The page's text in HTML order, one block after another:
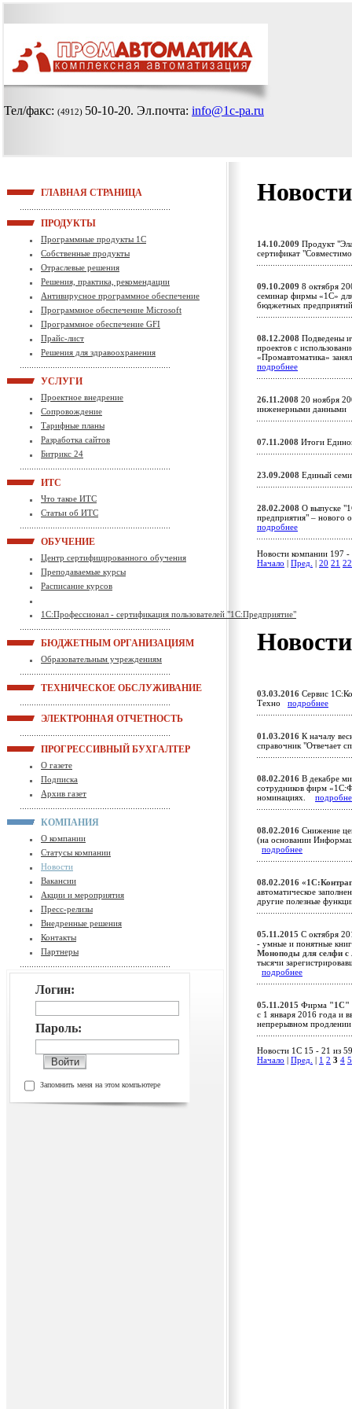
Тел/факс: (4912) 50-10-20. Эл.почта: info@1c-pa.ru
ГЛАВНАЯ СТРАНИЦА
ПРОДУКТЫ
Программные продукты 1С
Собственные продукты
Отраслевые решения
Решения, практика, рекомендации
Антивирусное программное обеспечение
Программное обеспечение Microsoft
Программное обеспечение GFI
Прайс-лист
Решения для здравоохранения
УСЛУГИ
Проектное внедрение
Сопровождение
Тарифные планы
Разработка сайтов
Битрикс 24
ИТС
Что такое ИТС
Статьи об ИТС
ОБУЧЕНИЕ
Центр сертифицированного обучения
Преподаваемые курсы
Расписание курсов
1С:Профессионал - сертификация пользователей "1С:Предприятие"
БЮДЖЕТНЫМ ОРГАНИЗАЦИЯМ
Образовательным учреждениям
ТЕХНИЧЕСКОЕ ОБСЛУЖИВАНИЕ
ЭЛЕКТРОННАЯ ОТЧЕТНОСТЬ
ПРОГРЕССИВНЫЙ БУХГАЛТЕР
О газете
Подписка
Архив газет
КОМПАНИЯ
О компании
Статусы компании
Новости
Вакансии
Акции и мероприятия
Пресс-релизы
Внедренные решения
Контакты
Партнеры
Логин:
Пароль:
Запомнить меня на этом компьютере
14.10.2009 Продукт
сертификат
09.10.2009 8 октября
семинар фирмы «1С» для
бюджетных
08.12.2008 Подведены
проектов с
«Промавтоматика»
подробнее
26.11.2008 20 ноября
инженерными
07.11.2008 Итоги
23.09.2008 Единый
28.02.2008 О выпуске
предприятия" – нового
подробнее
Новости компании 197 -
Начало
Пред. 20 21 22
03.03.2016 Сервис
Техно подробнее
01.03.2016 К началу
справочник "Отвечает
08.02.2016 В декабре
сотрудников фирм
номинациях.
08.02.2016 Снижение
(на основании
подробнее
08.02.2016
автоматическое
другие полезные
05.11.2015 С октября
- умные и понятные
Моноподы для селфи с
тысячи
подробнее
05.11.2015 Фирма "1С"
c 1 января 2016 года и
непрерывном
Новости 1C 15 - 21 из
Начало
Пред. 1 2 3 4 5